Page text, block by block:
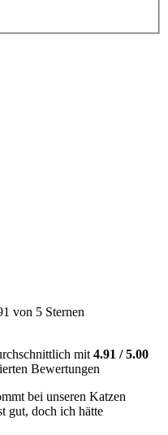
von 5 Sternen
mit 4.91 / 5.00
Bewertungen
bei unseren Katzen
gut, doch ich hätte